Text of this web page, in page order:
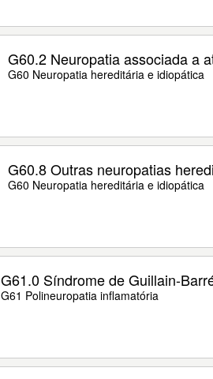
G60.2 Neuropatia associada a
G60 Neuropatia hereditária e idiopática
G60.8 Outras neuropatias
G60 Neuropatia hereditária e idiopática
G61.0 Síndrome de Guillain-
G61 Polineuropatia inflamatória